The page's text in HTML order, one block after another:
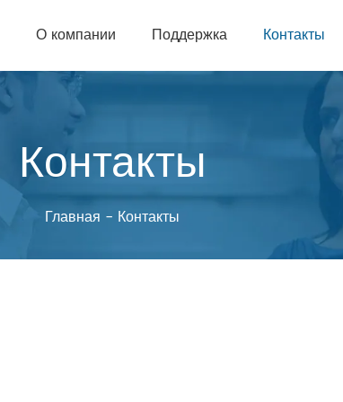
О компании Поддержка Контакты
Контакты
Главная - Контакты